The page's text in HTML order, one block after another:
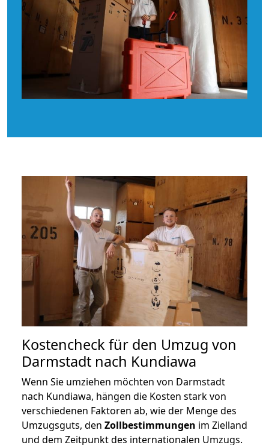
Kostencheck für den Umzug von
Darmstadt nach Kundiawa
Wenn Sie umziehen möchten von Darmstadt
nach Kundiawa, hängen die Kosten stark von
verschiedenen Faktoren ab, wie der Menge des
Umzugsguts, den Zollbestimmungen im Zielland
und dem Zeitpunkt des internationalen Umzugs.